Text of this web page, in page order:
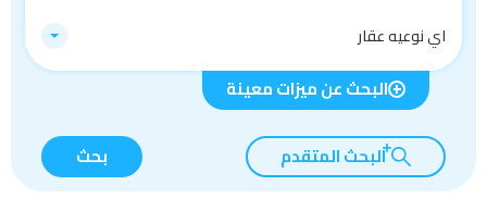
اي نوعيه عقار
البحث عن ميزات معينة
البحث المتقدم بحث